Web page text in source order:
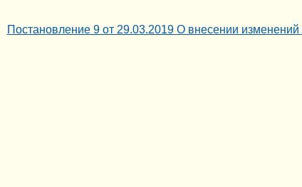
Постановление 9 от 29.03.2019 О внесении